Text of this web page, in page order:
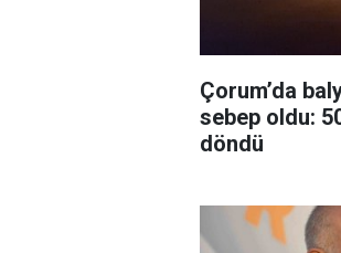
Çorum’da
sebep oldu:
döndü